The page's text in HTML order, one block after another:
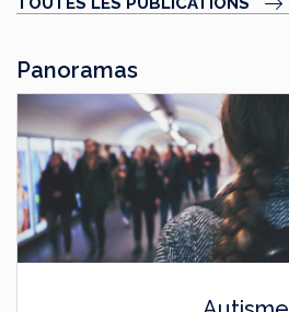
Panoramas